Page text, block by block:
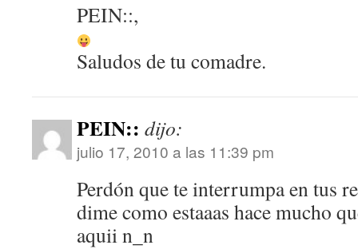
PEIN::,
Saludos de tu comadre.
PEIN:: dijo:
julio 17, 2010 a las 11:39 pm
Perdón que te interrumpa en tus
dime como estaaas hace mucho
aquii n_n